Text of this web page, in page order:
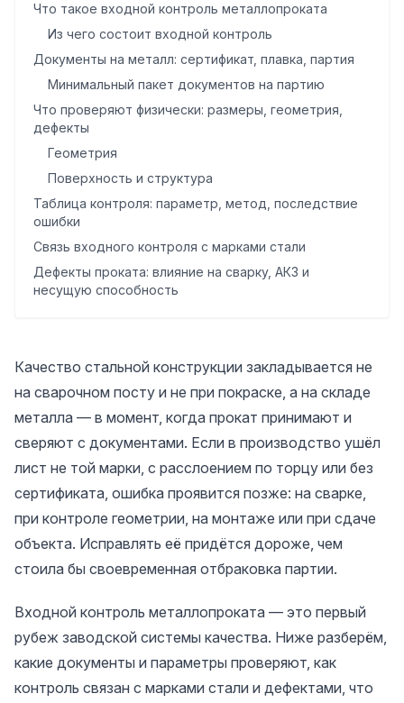
Что такое входной контроль металлопроката
Из чего состоит входной контроль
Документы на металл: сертификат, плавка, партия
Минимальный пакет документов на партию
Что проверяют физически: размеры, геометрия,
дефекты
Геометрия
Поверхность и структура
Таблица контроля: параметр, метод, последствие
ошибки
Связь входного контроля с марками стали
Дефекты проката: влияние на сварку, АКЗ и
несущую способность
Влияние на несущую способность
Что делать при несоответствии металла
Роль снабжения, ПТО и ОТК
Типовые ошибки входного контроля
Чек-лист входного контроля для снабжения и
заказчика
Групп
Качество стальной конструкции закладывается не
на сварочном посту и не при покраске, а на складе
металла — в момент, когда прокат принимают и
сверяют с документами. Если в производство ушёл
лист не той марки, с расслоением по торцу или без
сертификата, ошибка проявится позже: на сварке,
при контроле геометрии, на монтаже или при сдаче
объекта. Исправлять её придётся дороже, чем
стоила бы своевременная отбраковка партии.
Входной контроль металлопроката — это первый
рубеж заводской системы качества. Ниже разберём,
какие документы и параметры проверяют, как
контроль связан с марками стали и дефектами, что